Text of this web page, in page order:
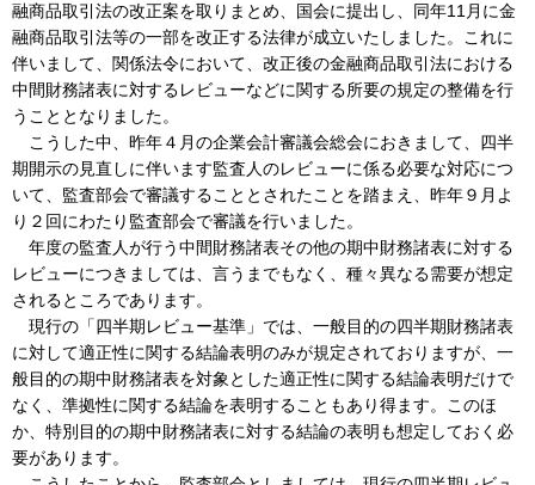
融商品取引法の改正案を取りまとめ、国会に提出し、同年11月に金
融商品取引法等の一部を改正する法律が成立いたしました。これに
伴いまして、関係法令において、改正後の金融商品取引法における
中間財務諸表に対するレビューなどに関する所要の規定の整備を行
うこととなりました。
こうした中、昨年４月の企業会計審議会総会におきまして、四半
期開示の見直しに伴います監査人のレビューに係る必要な対応につ
いて、監査部会で審議することとされたことを踏まえ、昨年９月よ
り２回にわたり監査部会で審議を行いました。
年度の監査人が行う中間財務諸表その他の期中財務諸表に対する
レビューにつきましては、言うまでもなく、種々異なる需要が想定
されるところであります。
現行の「四半期レビュー基準」では、一般目的の四半期財務諸表
に対して適正性に関する結論表明のみが規定されておりますが、一
般目的の期中財務諸表を対象とした適正性に関する結論表明だけで
なく、準拠性に関する結論を表明することもあり得ます。このほ
か、特別目的の期中財務諸表に対する結論の表明も想定しておく必
要があります。